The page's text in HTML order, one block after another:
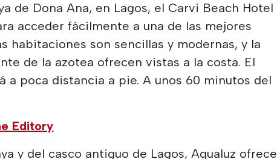
de Dona Ana, en Lagos, el Carvi Beach Hotel
acceder fácilmente a una de las mejores
habitaciones son sencillas y modernas, y la
de la azotea ofrecen vistas a la costa. El
a poca distancia a pie. A unos 60 minutos del
Editory
y del casco antiguo de Lagos, Aqualuz ofrece